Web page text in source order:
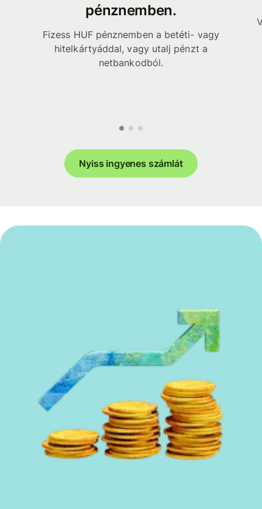
pénznemben.
Fizess HUF pénznemben a betéti- vagy
hitelkártyáddal, vagy utalj pénzt a
netbankodból.
Nyiss ingyenes számlát